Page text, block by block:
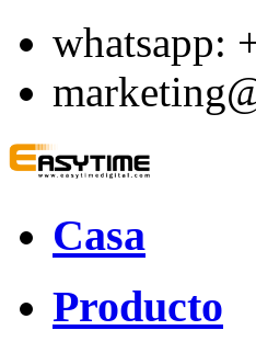
whatsapp:
Casa
Producto